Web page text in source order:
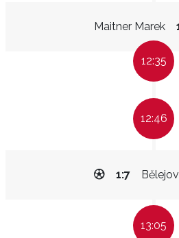
Maitner Marek
12:35
12:46
1:7
13:05